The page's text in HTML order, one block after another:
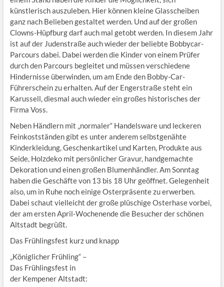
künstlerisch auszuleben. Hier können kleine Glasscheiben
ganz nach Belieben gestaltet werden. Und auf der großen
Clowns-Hüpfburg darf auch mal getobt werden. In diesem Jahr
ist auf der Judenstraße auch wieder der beliebte Bobbycar-
Parcours dabei. Dabei werden die Kinder von einem Prüfer
durch den Parcours begleitet und müssen verschiedene
Hindernisse überwinden, um am Ende den Bobby-Car-
Führerschein zu erhalten. Auf der Engerstraße steht ein
Karussell, diesmal auch wieder ein großes historisches der
Firma Voss.
Neben Händlern mit „normaler“ Handelsware und leckeren
Feinkostständen gibt es unter anderem selbstgenähte
Kinderkleidung, Geschenkartikel und Karten, Produkte aus
Seide, Holzdeko mit persönlicher Gravur, handgemachte
Dekoration und einen großen Blumenhändler. Am Sonntag
haben die Geschäfte von 13 bis 18 Uhr geöffnet. Gelegenheit
also, um in Ruhe noch einige Osterpräsente zu erwerben.
Dabei schaut vielleicht der große plüschige Osterhase vorbei,
der am ersten April-Wochenende die Besucher der schönen
Altstadt begrüßt.
Das Frühlingsfest kurz und knapp
„Königlicher Frühling“ –
Das Frühlingsfest in
der Kempener Altstadt: